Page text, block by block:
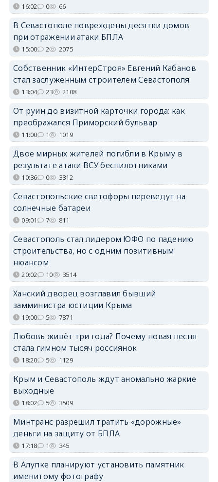
16:02 0 66
В Севастополе повреждены десятки домов
при отражении атаки БПЛА
15:00 2 2075
Собственник «ИнтерСтроя» Евгений Кабанов
стал заслуженным строителем Севастополя
13:04 23 2108
От руин до визитной карточки города: как
преображался Приморский бульвар
11:00 1 1019
Двое мирных жителей погибли в Крыму в
результате атаки ВСУ беспилотниками
10:36 0 3312
Севастопольские светофоры переведут на
солнечные батареи
09:01 7 811
Севастополь стал лидером ЮФО по падению
строительства, но с одним позитивным
нюансом
20:02 10 3514
Ханский дворец возглавил бывший
замминистра юстиции Крыма
19:00 5 7871
Любовь живёт три года? Почему новая песня
стала гимном тысяч россиянок
18:20 5 1129
Крым и Севастополь ждут аномально жаркие
выходные
18:02 5 3509
Минтранс разрешил тратить «дорожные»
деньги на защиту от БПЛА
17:18 1 345
В Алупке планируют установить памятник
именитому фотографу